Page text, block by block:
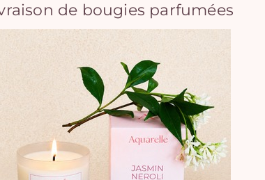
de bougies parfumées